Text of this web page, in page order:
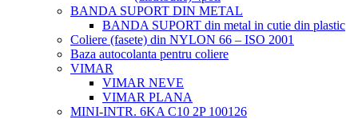
BANDA SUPORT DIN METAL
BANDA SUPORT din metal in cutie din plastic
Coliere (fasete) din NYLON 66 – ISO 2001
Baza autocolanta pentru coliere
VIMAR
VIMAR NEVE
VIMAR PLANA
MINI-INTR. 6KA C10 2P 100126